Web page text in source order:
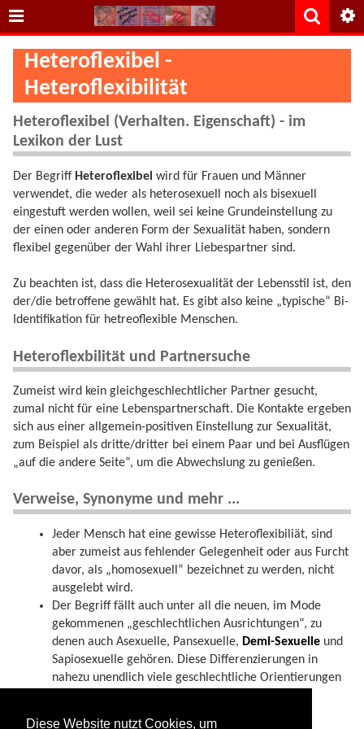
Diese Website nutzt Cookies, um
Heteroflexibel -
Heteroflexibilität
Heteroflexibel (Verhalten. Eigenschaft) - im
Lexikon der Lust
Der Begriff Heteroflexibel wird für Frauen und Männer
verwendet, die weder als heterosexuell noch als bisexuell
eingestuft werden wollen, weil sei keine Grundeinstellung zu
der einen oder anderen Form der Sexualität haben, sondern
flexibel gegenüber der Wahl ihrer Liebespartner sind.
Zu beachten ist, dass die Heterosexualität der Lebensstil ist, den
der/die betroffene gewählt hat. Es gibt also keine „typische“ Bi-
Identifikation für hetreoflexible Menschen.
Heteroflexbilität und Partnersuche
Zumeist wird kein gleichgeschlechtlicher Partner gesucht,
zumal nicht für eine Lebenspartnerschaft. Die Kontakte ergeben
sich aus einer allgemein-positiven Einstellung zur Sexualität,
zum Beispiel als dritte/dritter bei einem Paar und bei Ausflügen
„auf die andere Seite“, um die Abwechslung zu genießen.
Verweise, Synonyme und mehr ...
Jeder Mensch hat eine gewisse Heteroflexibiliät, sind
aber zumeist aus fehlender Gelegenheit oder aus Furcht
davor, als „homosexuell“ bezeichnet zu werden, nicht
ausgelebt wird.
Der Begriff fällt auch unter all die neuen, im Mode
gekommenen „geschlechtlichen Ausrichtungen“, zu
denen auch Asexuelle, Pansexuelle, Demi-Sexuelle und
Sapiosexuelle gehören. Diese Differenzierungen in
nahezu unendlich viele geschlechtliche Orientierungen